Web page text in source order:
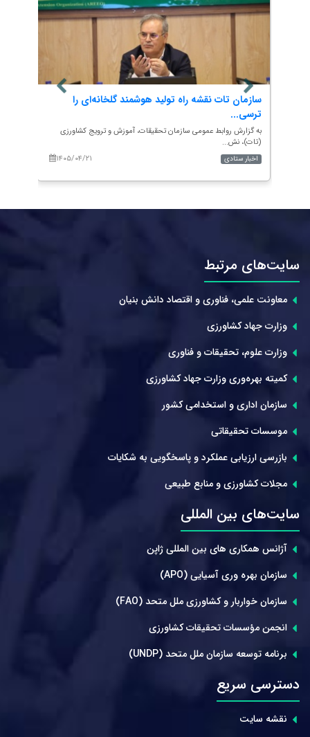
سازمان تات نقشه راه تولید هوشمند گلخانه‌ای را
ترسی...
به گزارش روابط عمومی سازمان تحقیقات، آموزش و ترویج کشاورزی
(تات)، نش...
۱۴۰۵/۰۴/۲۱
اخبار ستادی
سایت‌های مرتبط
معاونت علمی، فناوری و اقتصاد دانش بنیان
وزارت جهاد کشاورزی
وزارت علوم، تحقیقات و فناوری
کمیته بهره‌وری وزارت جهاد کشاورزی
سازمان اداری و استخدامی کشور
موسسات تحقیقاتی
بازرسی ارزیابی عملکرد و پاسخگویی به شکایات
مجلات کشاورزی و منابع طبیعی
سایت‌های بین المللی
آژانس همکاری های بین المللی ژاپن
سازمان بهره وری آسیایی (APO)
سازمان خواربار و کشاورزی ملل متحد (FAO)
انجمن مؤسسات تحقیقات کشاورزی
برنامه توسعه سازمان ملل متحد (UNDP)
دسترسی سریع
نقشه سایت